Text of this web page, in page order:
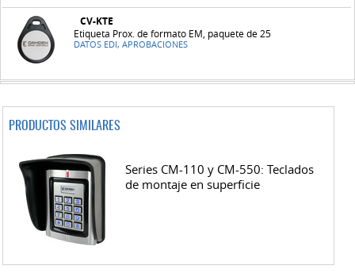
CV-KTE
Etiqueta Prox. de formato EM, paquete de 25
DATOS EDI, APROBACIONES
PRODUCTOS SIMILARES
Series CM-110 y CM-550: Teclados
de montaje en superficie